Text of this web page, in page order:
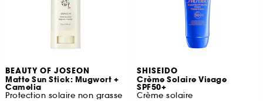
BEAUTY OF JOSEON
Matte Sun Stick: Mugwort +
Camelia
Protection solaire non grasse
SHISEIDO
Crème Solaire Visage
SPF50+
Crème solaire